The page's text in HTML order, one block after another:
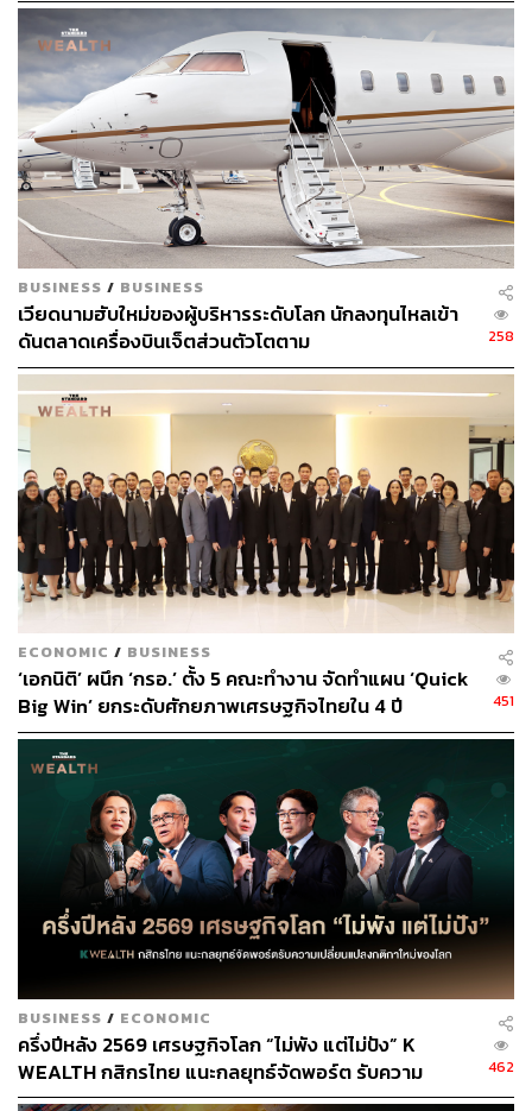
ทั้งนี้ นักลงทุนต่างชาติไม่ได้ถอนการลงทุนจากตลาดหุ้นไทย
แห่งเดียวเท่านั้น แต่เป็นการขายหุ้นทั้งหุ้นภูมิภาค โดยตั้งแต่
ต้นปีจนปัจจุบันพบว่า นักลงทุนต่างชาติขายสุทธิตลาดหุ้นกลุ่ม
Emerging Market ไปแล้วราว 3.3 หมื่นล้านดอลลาร์
ซึ่งมองว่าสาเหตุที่นักลงทุนต่างชาติถอนการลงทุนออกไปเพื่อ
กลับไปเข้าลงทุนในตลาดหุ้นสหรัฐฯ หรือยุโรป หลังจาก
ทิศทางการฟื้นตัวของเศรษฐกิจในภูมิภาคเหล่านี้ปรับตัวดีขึ้น
เทิดศักดิ์ ทวีธีระธรรม รองกรรมการผู้อำนวยการ และ
หัวหน้าสายงานวิจัย บล.เอเซีย พลัส กล่าวว่า Fund Flow ใน
ช่วงนี้รวมถึงช่วงที่ผ่านมาเป็นกระแสไหลออกจากตลาดหุ้น
ไทย และกลับไปลงทุนในตลาดที่มีแนวโน้มการฟื้นตัวของ
เศรษฐกิจและกำไรบริษัทจดทะเบียนที่ดีกว่า
“ต้องยอมรับว่าหากเทียบแนวโน้มการฟื้นตัวทางเศรษฐกิจ
ของไทยกับประเทศอื่นแล้ว ความน่าสนใจของประเทศไทย
และตลาดหุ้นไทยมีไม่มาก”
นอกจากนี้ยังมีประเด็นเรื่องเงินบาทอ่อนค่า ซึ่งมีแนวโน้มที่จะ
อ่อนค่าไปสู่ระดับ 33 บาทเร็วๆ นี้ จึงยิ่งทำให้ตลาดหุ้นไทยมี
ความน่าสนใจลดลงไปอีก
ทั้งนี้ ปัจจัยสำคัญที่จะหยุดกระแสเงินไหลออกได้คือ การ
ควบคุมสถานการณ์การแพร่ระบาดของโควิดให้ได้ โดยต้อง
ทำให้ตัวเลขผู้ติดเชื้อรายใหม่น้อยกว่าตัวเลขผู้ที่รักษาหาย จึง
จะเป็นสัญญาณที่บ่งชี้ว่าประเทศไทยสามารถควบคุม
สถานการณ์ได้ รวมถึงการฟื้นตัวทางเศรษฐกิจที่แท้จริง ซึ่งไม่
น่าจะเกิดขึ้นในปีนี้
BUSINESS / BUSINESS
เวียดนามฮับใหม่ของผู้บริหารระดับโลก นักลงทุนไหลเข้า
ดันตลาดเครื่องบินเจ็ตส่วนตัวโตตาม
258
ECONOMIC / BUSINESS
‘เอกนิติ’ ผนึก ‘กรอ.’ ตั้ง 5 คณะทำงาน จัดทำแผน ‘Quick
Big Win’ ยกระดับศักยภาพเศรษฐกิจไทยใน 4 ปี
451
BUSINESS / ECONOMIC
ครึ่งปีหลัง 2569 เศรษฐกิจโลก “ไม่พัง แต่ไม่ปัง” K
WEALTH กสิกรไทย แนะกลยุทธ์จัดพอร์ต รับความ
เปลี่ยนแปลงกติกาใหม่ของโลก
462